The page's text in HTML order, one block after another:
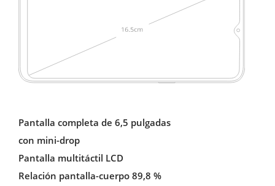
Pantalla completa de 6,5 pulgadas
con mini-drop
Pantalla multitáctil LCD
Relación pantalla-cuerpo 89,8 %